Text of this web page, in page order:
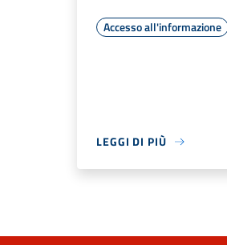
Accesso all'informazione
LEGGI DI PIÙ